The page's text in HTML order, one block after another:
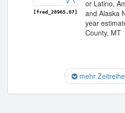
[fred_28965.07]
or Latino,
and Alaska
year
County, MT
mehr